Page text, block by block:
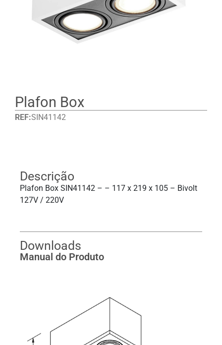
Plafon Box
REF:SIN41142
Descrição
Plafon Box SIN41142 – – 117 x 219 x 105 – Bivolt
127V / 220V
Downloads
Manual do Produto